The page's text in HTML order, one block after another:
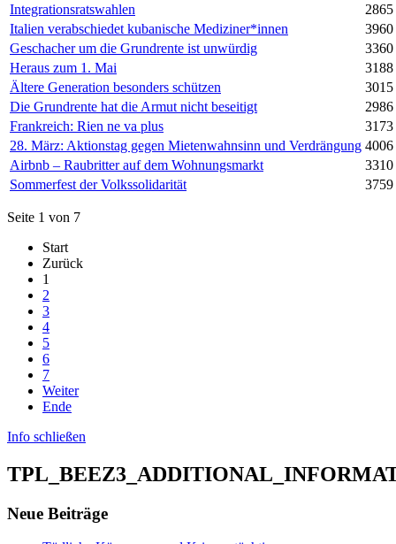
Integrationsratswahlen
2865
Italien verabschiedet kubanische Mediziner*innen
3960
Geschacher um die Grundrente ist unwürdig
3360
Heraus zum 1. Mai
3188
Ältere Generation besonders schützen
3015
Die Grundrente hat die Armut nicht beseitigt
2986
Frankreich: Rien ne va plus
3173
28. März: Aktionstag gegen Mietenwahnsinn und Verdrängung 4006
Airbnb – Raubritter auf dem Wohnungsmarkt
3310
Sommerfest der Volkssolidarität
3759
Seite 1 von 7
Start
Zurück
1
2
3
4
5
6
7
Weiter
Ende
Info schließen
Neue Beiträge